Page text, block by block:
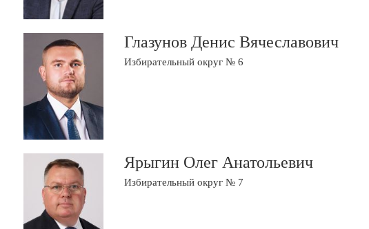
Глазунов Денис Вячеславович
Избирательный округ № 6
Ярыгин Олег Анатольевич
Избирательный округ № 7